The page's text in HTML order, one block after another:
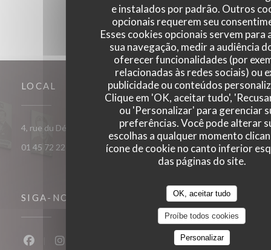
e instalados por padrão. Outros
opcionais requerem seu
Esses cookies opcionais servem para
sua navegação, medir a audiência
oferecer funcionalidades (por
relacionadas às redes sociais) ou
publicidade ou conteúdos
Clique em 'OK, aceitar tudo',
ou 'Personalizar' para gerenciar
preferências. Você pode alterar
escolhas a qualquer momento
ícone de cookie no canto inferior
das páginas do site.
OK, aceitar tudo
Proíbe todos cookies
Personalizar
LOCAL
4, rue du Débarcadère 75017 Paris((abre numa nova janela))
01 45 72 22 55
SIGA-NOS